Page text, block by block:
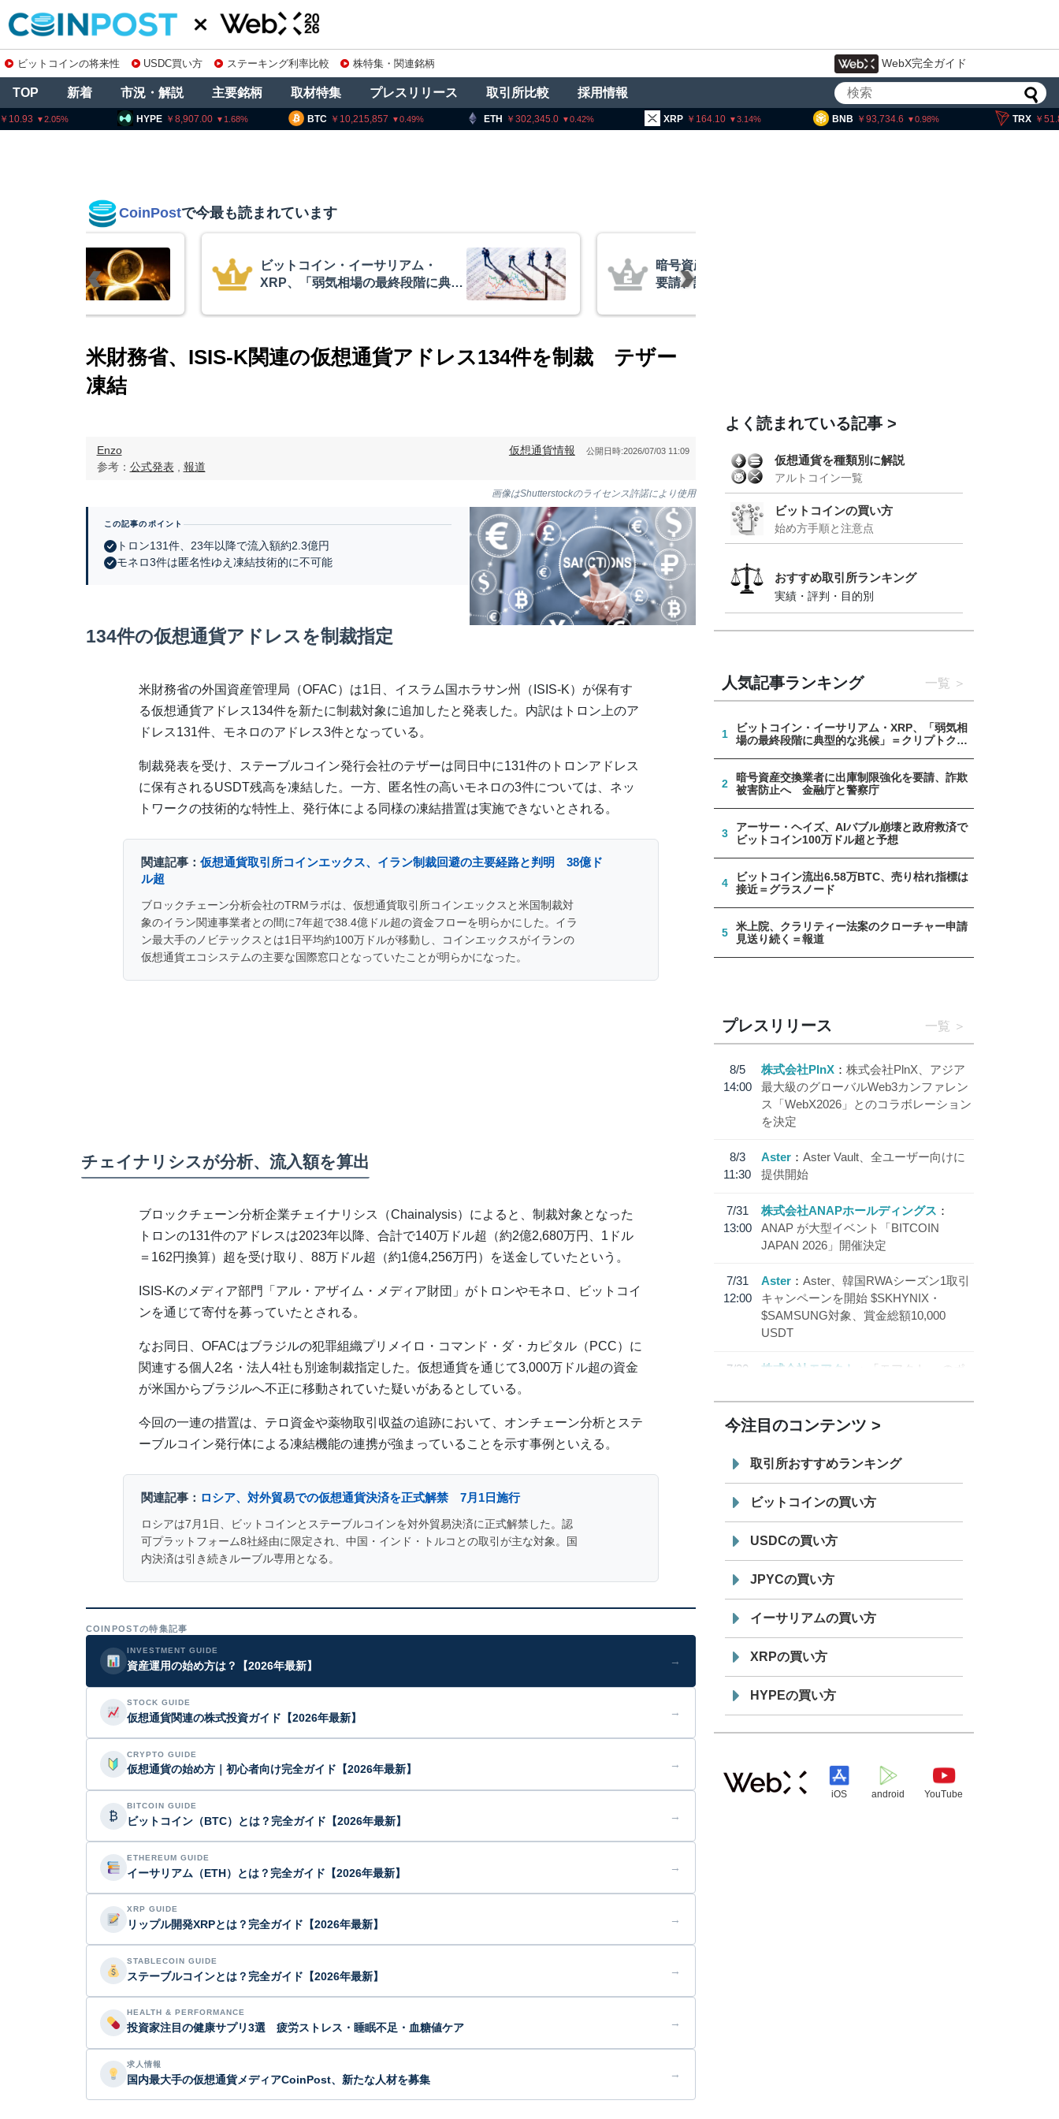
ビットコインの将来性 USDC買い方 ステーキング利率比較 株特集・関連銘柄 WebX完全ガイド
TOP 新着 市況・解説 主要銘柄 取材特集 プレスリリース 取引所比較 採用情報
BTC 10,215,857 0.49 ETH 302,345.0 XRP 164.10 BNB 93,734.6 TRX 51.84
HYPE 8,907.00
CoinPostで今最も読まれています
暗号資産交換業者に出庫制限強化を
要請、詐欺被害防止へ 金融庁と警
アーサー・ヘイズ、AIバブル崩壊と
政府救済でビットコイン100万ドル
米財務省、ISIS-K関連の仮想通貨アドレス134件を制裁 テザー
凍結
Enzo
参考： 公式発表 報道
仮想通貨情報 公開日時:2026/07/03 11:09
画像はShutterstockのライセンス許諾により使用
この記事のポイント
トロン131件、23年以降で流入額約2.3億円
モネロ3件は匿名性ゆえ凍結技術的に不可能
134件の仮想通貨アドレスを制裁指定
米財務省の外国資産管理局（OFAC）は1日、イスラム国ホラサン州（ISIS-K）が保有す
る仮想通貨アドレス134件を新たに制裁対象に追加したと発表した。内訳はトロン上のア
ドレス131件、モネロのアドレス3件となっている。
制裁発表を受け、ステーブルコイン発行会社のテザーは同日中に131件のトロンアドレス
に保有されるUSDT残高を凍結した。一方、匿名性の高いモネロの3件については、ネッ
トワークの技術的な特性上、発行体による同様の凍結措置は実施できないとされる。
関連記事： 仮想通貨取引所コインエックス、イラン制裁回避の主要経路と判明 38億ド
ル超
ブロックチェーン分析会社のTRMラボは、仮想通貨取引所コインエックスと米国制裁対
象のイラン関連事業者との間に7年超で38.4億ドル超の資金フローを明らかにした。イラ
ン最大手のノビテックスとは1日平均約100万ドルが移動し、コインエックスがイランの
仮想通貨エコシステムの主要な国際窓口となっていたことが明らかになった。
チェイナリシスが分析、流入額を算出
ブロックチェーン分析企業チェイナリシス（Chainalysis）によると、制裁対象となった
トロンの131件のアドレスは2023年以降、合計で140万ドル超（約2億2,680万円、1ドル
＝162円換算）超を受け取り、88万ドル超（約1億4,256万円）を送金していたという。
ISIS-Kのメディア部門「アル・アザイム・メディア財団」がトロンやモネロ、ビットコイ
ンを通じて寄付を募っていたとされる。
なお同日、OFACはブラジルの犯罪組織プリメイロ・コマンド・ダ・カピタル（PCC）に
関連する個人2名・法人4社も別途制裁指定した。仮想通貨を通じて3,000万ドル超の資金
が米国からブラジルへ不正に移動されていた疑いがあるとしている。
今回の一連の措置は、テロ資金や薬物取引収益の追跡において、オンチェーン分析とステ
ーブルコイン発行体による凍結機能の連携が強まっていることを示す事例といえる。
関連記事： ロシア、対外貿易での仮想通貨決済を正式解禁 7月1日施行
ロシアは7月1日、ビットコインとステーブルコインを対外貿易決済に正式解禁した。認
可プラットフォーム8社経由に限定され、中国・インド・トルコとの取引が主な対象。国
内決済は引き続きルーブル専用となる。
COINPOSTの特集記事
INVESTMENT GUIDE
資産運用の始め方は？【2026年最新】 →
STOCK GUIDE
仮想通貨関連の株式投資ガイド【2026年最新】 →
CRYPTO GUIDE
仮想通貨の始め方｜初心者向け完全ガイド【2026年最新】 →
₿
BITCOIN GUIDE
ビットコイン（BTC）とは？完全ガイド【2026年最新】 →
ETHEREUM GUIDE
イーサリアム（ETH）とは？完全ガイド【2026年最新】 →
XRP GUIDE
リップル開発XRPとは？完全ガイド【2026年最新】 →
STABLECOIN GUIDE
ステーブルコインとは？完全ガイド【2026年最新】 →
HEALTH & PERFORMANCE
投資家注目の健康サプリ3選 疲労ストレス・睡眠不足・血糖値ケア →
求人情報
国内最大手の仮想通貨メディアCoinPost、新たな人材を募集 →
よく読まれている記事
仮想通貨を種類別に解説
アルトコイン一覧
ビットコインの買い方
始め方手順と注意点
おすすめ取引所ランキング
実績・評判・目的別
人気記事ランキング 一覧
1
ビットコイン・イーサリアム・XRP、「弱気相
場の最終段階に典型的な兆候」＝クリプトクア
2
暗号資産交換業者に出庫制限強化を要請、詐欺
被害防止へ 金融庁と警察庁
3
アーサー・ヘイズ、AIバブル崩壊と政府救済で
ビットコイン100万ドル超と予想
4
ビットコイン流出6.58万BTC、売り枯れ指標は
接近＝グラスノード
5
米上院、クラリティー法案のクローチャー申請
見送り続く＝報道
プレスリリース 一覧
8/5
14:00
株式会社PlnX
株式会社PlnX、アジア
最大級のグローバルWeb3カンファレン
ス「WebX2026」とのコラボレーション
を決定
8/3
11:30
Aster
Aster Vault、全ユーザー向けに
提供開始
7/31
13:00
株式会社ANAPホールディングス
ANAP が大型イベント「BITCOIN
JAPAN 2026」開催決定
7/31
12:00
Aster
Aster、韓国RWAシーズン1取引
キャンペーンを開始 $SKHYNIX・
$SAMSUNG対象、賞金総額10,000
USDT
7/30
株式会社モアクト
「モアクト」 のポ
「 JPYC」を追加
19:30
てステーブルコイン「JPYSC」徹底解
説セミナーを開催
今注目のコンテンツ
取引所おすすめランキング
ビットコインの買い方
USDCの買い方
JPYCの買い方
イーサリアムの買い方
XRPの買い方
HYPEの買い方
iOS android YouTube